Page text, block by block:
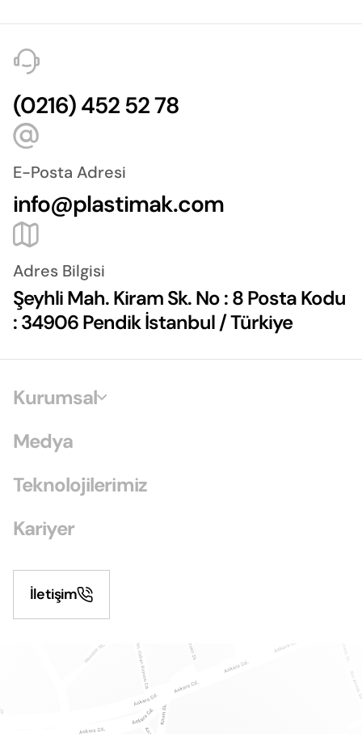
(0216) 452 52 78
E-Posta Adresi
info@plastimak.com
Adres Bilgisi
Şeyhli Mah. Kiram Sk. No : 8 Posta Kodu
: 34906 Pendik İstanbul / Türkiye
Kurumsal
Medya
Teknolojilerimiz
Kariyer
İletişim